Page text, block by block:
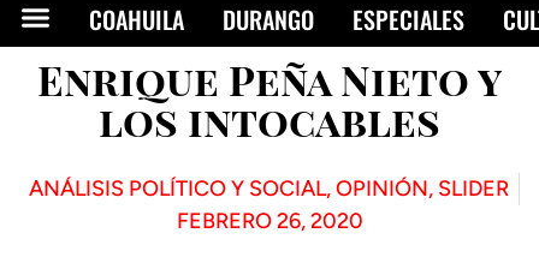
COAHUILA DURANGO ESPECIALES
Enrique Peña Nieto y
los intocables
ANÁLISIS POLÍTICO Y SOCIAL,OPINIÓN, SLIDER
FEBRERO 26, 2020